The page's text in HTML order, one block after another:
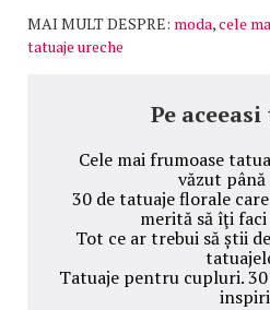
MAI MULT DESPRE: moda,cele
tatuaje ureche
Pe aceeasi
Cele mai frumoase
văzut până
30 de tatuaje florale
merită să îţi
Tot ce ar trebui să știi
Tatuaje pentru cupluri. 30
inspiri